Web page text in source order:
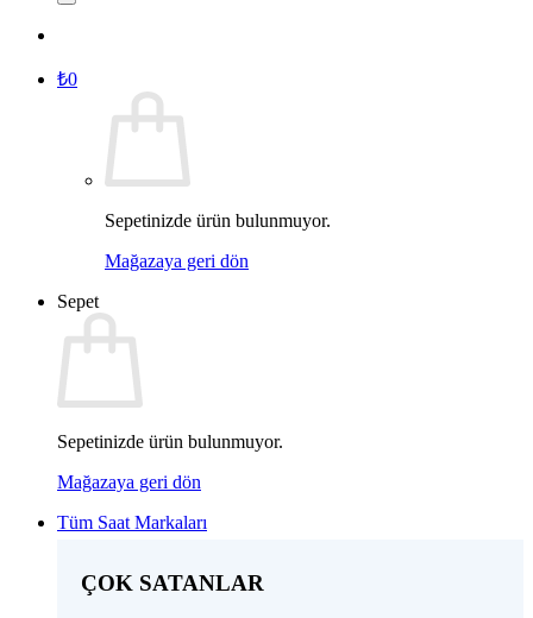
₺0
Sepetinizde ürün bulunmuyor.
Mağazaya geri dön
Sepet
Sepetinizde ürün bulunmuyor.
Mağazaya geri dön
Tüm Saat Markaları
ÇOK SATANLAR